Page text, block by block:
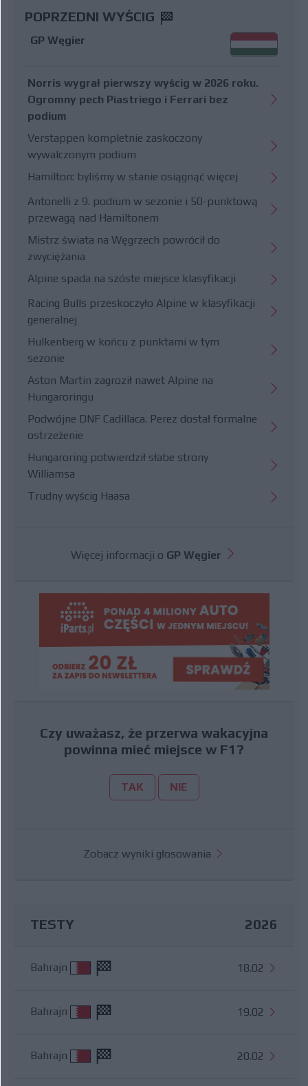
POPRZEDNI WYŚCIG
GP Węgier
Norris wygrał pierwszy wyścig w 2026 roku.
Ogromny pech Piastriego i Ferrari bez
podium
Verstappen kompletnie zaskoczony
wywalczonym podium
Hamilton: byliśmy w stanie osiągnąć więcej
Antonelli z 9. podium w sezonie i 50-punktową
przewagą nad Hamiltonem
Mistrz świata na Węgrzech powrócił do
zwyciężania
Alpine spada na szóste miejsce klasyfikacji
Racing Bulls przeskoczyło Alpine w klasyfikacji
generalnej
Hulkenberg w końcu z punktami w tym
sezonie
Aston Martin zagroził nawet Alpine na
Hungaroringu
Podwójne DNF Cadillaca. Perez dostał formalne
ostrzeżenie
Hungaroring potwierdził słabe strony
Williamsa
Trudny wyścig Haasa
Więcej informacji o GP Węgier
Czy uważasz, że przerwa wakacyjna
powinna mieć miejsce w F1?
TAK NIE
Zobacz wyniki głosowania
TESTY 2026
Bahrajn 18.02
Bahrajn 19.02
Bahrajn 20.02